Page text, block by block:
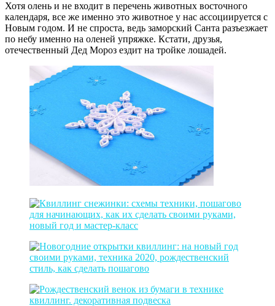
Хотя олень и не входит в перечень животных восточного
календаря, все же именно это животное у нас ассоциируется с
Новым годом. И не спроста, ведь заморский Санта разъезжает
по небу именно на оленей упряжке. Кстати, друзья,
отечественный Дед Мороз ездит на тройке лошадей.